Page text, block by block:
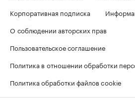
Корпоративная подписка
О соблюдении авторских прав
Пользовательское соглашение
Политика в отношении обработки
Политика обработки файлов cookie